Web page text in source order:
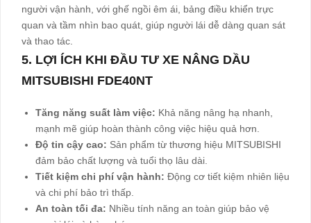
người vận hành, với ghế ngồi êm ái, bảng điều khiển trực
quan và tầm nhìn bao quát, giúp người lái dễ dàng quan sát
và thao tác.
5. LỢI ÍCH KHI ĐẦU TƯ XE NÂNG DẦU
MITSUBISHI FDE40NT
Tăng năng suất làm việc: Khả năng nâng hạ nhanh,
mạnh mẽ giúp hoàn thành công việc hiệu quả hơn.
Độ tin cậy cao: Sản phẩm từ thương hiệu MITSUBISHI
đảm bảo chất lượng và tuổi thọ lâu dài.
Tiết kiệm chi phí vận hành: Động cơ tiết kiệm nhiên liệu
và chi phí bảo trì thấp.
An toàn tối đa: Nhiều tính năng an toàn giúp bảo vệ